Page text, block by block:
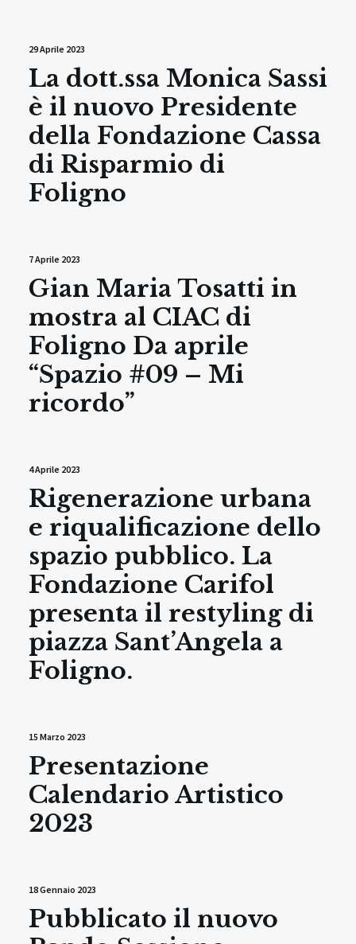
29 Aprile 2023
La dott.ssa Monica Sassi
è il nuovo Presidente
della Fondazione Cassa
di Risparmio di
Foligno
7 Aprile 2023
Gian Maria Tosatti in
mostra al CIAC di
Foligno Da aprile
“Spazio #09 – Mi
ricordo”
4 Aprile 2023
Rigenerazione urbana
e riqualificazione dello
spazio pubblico. La
Fondazione Carifol
presenta il restyling di
piazza Sant’Angela a
Foligno.
15 Marzo 2023
Presentazione
Calendario Artistico
2023
18 Gennaio 2023
Pubblicato il nuovo